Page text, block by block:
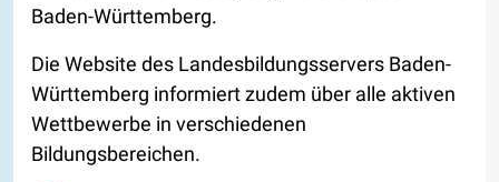
Baden-Württemberg.
Die Website des Landesbildungsservers Baden-
Württemberg informiert zudem über alle aktiven
Wettbewerbe in verschiedenen
Bildungsbereichen.